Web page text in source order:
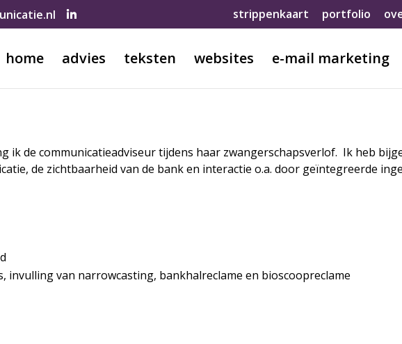
strippenkaart portfolio
home advies teksten websites e-mail marketing
ik de communicatieadviseur tijdens haar zwangerschapsverlof. Ik heb
de zichtbaarheid van de bank en interactie o.a. door geïntegreerde
invulling van narrowcasting, bankhalreclame en bioscoopreclame